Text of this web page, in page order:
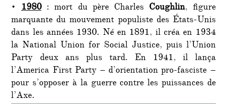
•1980 : mort du père Charles Coughlin, figure
marquante du mouvement populiste des États-Unis
dans les années 1930. Né en 1891, il créa en 1934
la National Union for Social Justice, puis l’Union
Party deux ans plus tard. En 1941, il lança
l’America First Party – d’orientation pro-fasciste –
pour s’opposer à la guerre contre les puissances de
l’Axe.